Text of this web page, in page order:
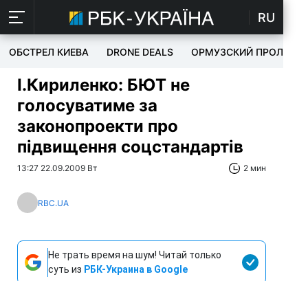
RU
ОБСТРЕЛ КИЕВА DRONE DEALS ОРМУЗСКИЙ ПРОЛИВ
І.Кириленко: БЮТ не
голосуватиме за
законопроекти про
підвищення соцстандартів
13:27 22.09.2009 Вт 2 мин
RBC.UA
Не трать время на шум! Читай только
суть из РБК-Украина в Google